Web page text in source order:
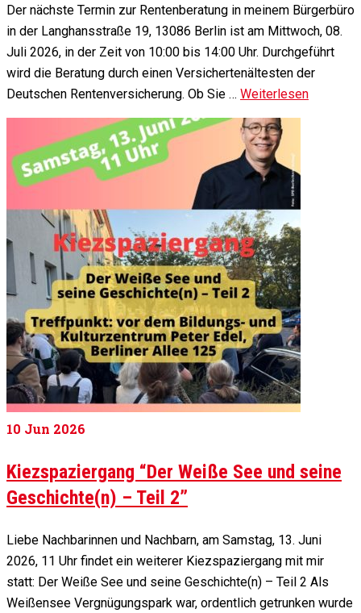
Der nächste Termin zur Rentenberatung in meinem Bürgerbüro
in der Langhansstraße 19, 13086 Berlin ist am Mittwoch, 08.
Juli 2026, in der Zeit von 10:00 bis 14:00 Uhr. Durchgeführt
wird die Beratung durch einen Versichertenältesten der
Deutschen Rentenversicherung. Ob Sie … Weiterlesen
10 Jun 2026
Kiezspaziergang “Der Weiße See und seine
Geschichte(n) – Teil 2”
Liebe Nachbarinnen und Nachbarn, am Samstag, 13. Juni
2026, 11 Uhr findet ein weiterer Kiezspaziergang mit mir
statt: Der Weiße See und seine Geschichte(n) – Teil 2 Als
Weißensee Vergnügungspark war, ordentlich getrunken wurde